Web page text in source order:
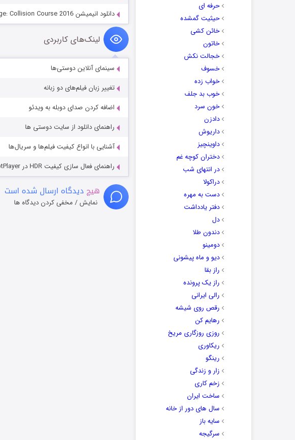
حرفه ای
حیثیت گمشده
خائن کشی
خاتون
خجالت نکش
خسوف
خواب زده
خوب بد جلف
خون سرد
دادزن
داریوش
داوینچیز
دختران کوچه غم
در انتهای شب
دراکولا
دست به مهره
دفتر یادداشت
دل
دندون طلا
دومینو
دیو و ماه پیشونی
راز بقا
راز یک پرونده
رالی ایرانی
رقص روی شیشه
رهایم کن
روزی روزگاری مریخ
ریکاوری
رینگو
زار و زندگی
زخم کاری
ساخت ایران
سال های دور از خانه
سایه باز
سرگیجه
دانلود انیمیشن Ice Age: Collision Course 2016
لینک‌های کاربردی
سینمای آنلاین دوستی‌ها
تغییر زبان فیلم‌های دو زبانه
اضافه کردن صدای دوبله به ویدئو
راهنمای دانلود از سایت دوستی ها
آشنایی با انواع کیفیت فیلم‌ها و سریال‌ها
راهنمای فعال سازی کیفیت HDR در PotPlayer
هیچ دیدگاه ارسال شده است
نمایش / مخفی کردن دیدگاه ها